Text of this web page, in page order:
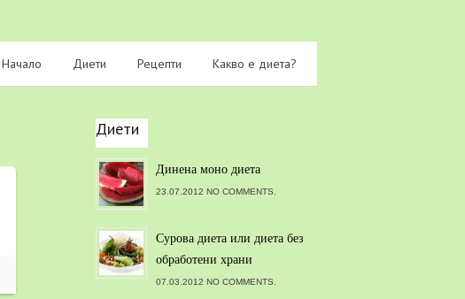
Начало Диети Рецепти Какво е диета?
Диети
Динена моно диета
23.07.2012 NO COMMENTS.
Сурова диета или диета без
обработени храни
07.03.2012 NO COMMENTS.